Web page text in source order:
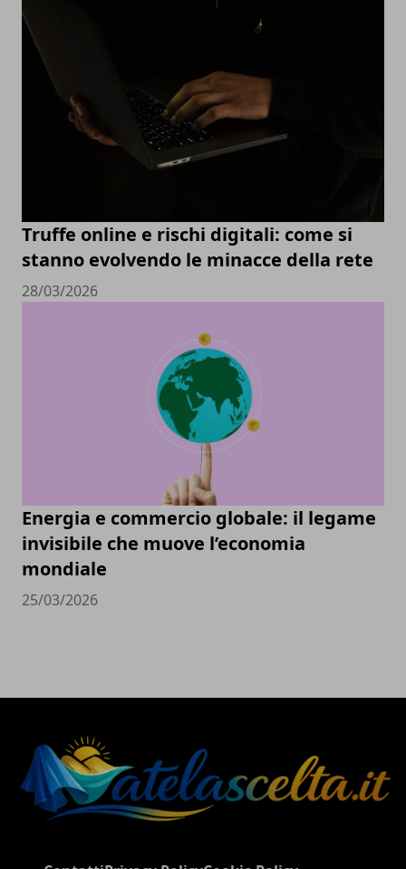
Truffe online e rischi digitali: come si
stanno evolvendo le minacce della rete
28/03/2026
Energia e commercio globale: il legame
invisibile che muove l’economia
mondiale
25/03/2026